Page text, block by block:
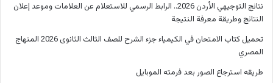
نتائج التوجيهي الأردن 2026.. الرابط الرسمي للاستعلام عن العلامات وموعد إعلان
النتائج وطريقة معرفة النتيجة
تحميل كتاب الامتحان في الكيمياء جزء الشرح للصف الثالث الثانوى 2026 المنهاج
المصري
طريقه استرجاع الصور بعد فرمته الموبايل